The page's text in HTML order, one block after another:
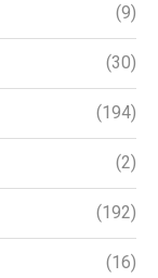
(9)
(30)
(194)
(2)
(192)
(16)